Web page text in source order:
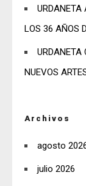
URDANETA
LOS 36 AÑOS
URDANETA
NUEVOS
Archivos
agosto
julio 2026